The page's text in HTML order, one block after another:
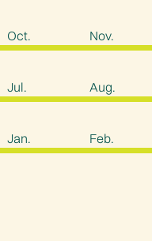
Oct. Nov.
Jul. Aug.
Jan. Feb.